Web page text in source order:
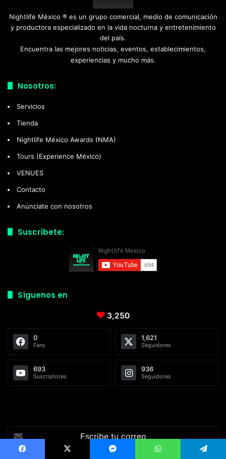
Nightlife México ® es un grupo comercial, medio de comunicación
y productora especializado en la vida nocturna y entretenimiento
del país.
Encuentra las mejores noticias, eventos, establecimientos,
experiencias y mucho más.
Nosotros:
Servicios
Tienda
Nightlife México Awards (NMA)
Tours (Experience México)
VENUES
Contacto
Anúnciate con nosotros
Suscríbete:
Síguenos en
3,250
0
Fans
1,621
Seguidores
693
Suscriptores
936
Seguidores
correo